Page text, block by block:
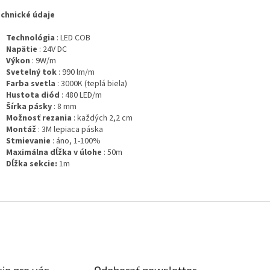
údaje
Technológia : LED COB
Napätie : 24V DC
Výkon : 9W/m
Svetelný tok : 990 lm/m
Farba svetla : 3000K (teplá biela)
Hustota diód : 480 LED/m
Šírka pásky : 8 mm
Možnosť rezania : každých 2,2 cm
Montáž : 3M lepiaca páska
Stmievanie : áno, 1-100%
Maximálna dĺžka v úlohe : 50m
Dĺžka sekcie: 1m